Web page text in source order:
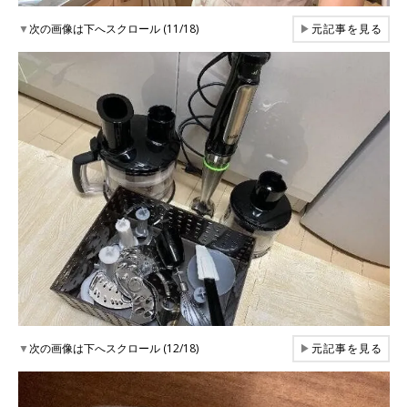
▼次の画像は下へスクロール (11/18) ▶元記事を見る
▼次の画像は下へスクロール (12/18) ▶元記事を見る